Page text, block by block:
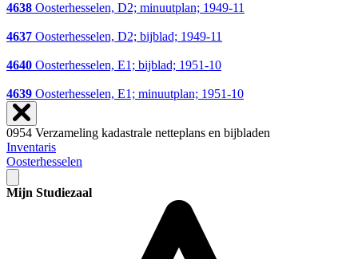
4638 Oosterhesselen, D2; minuutplan; 1949-11
4637 Oosterhesselen, D2; bijblad; 1949-11
4640 Oosterhesselen, E1; bijblad; 1951-10
4639 Oosterhesselen, E1; minuutplan; 1951-10
0954 Verzameling kadastrale netteplans en bijbladen
Inventaris
Oosterhesselen
Mijn Studiezaal